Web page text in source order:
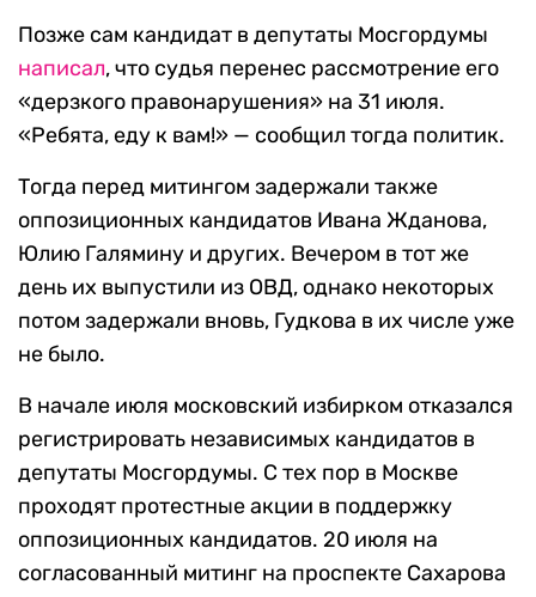
Позже сам кандидат в депутаты Мосгордумы
написал, что судья перенес рассмотрение его
«дерзкого правонарушения» на 31 июля.
«Ребята, еду к вам!» — сообщил тогда политик.
Тогда перед митингом задержали также
оппозиционных кандидатов Ивана Жданова,
Юлию Галямину и других. Вечером в тот же
день их выпустили из ОВД, однако некоторых
потом задержали вновь, Гудкова в их числе уже
не было.
В начале июля московский избирком отказался
регистрировать независимых кандидатов в
депутаты Мосгордумы. С тех пор в Москве
проходят протестные акции в поддержку
оппозиционных кандидатов. 20 июля на
согласованный митинг на проспекте Сахарова